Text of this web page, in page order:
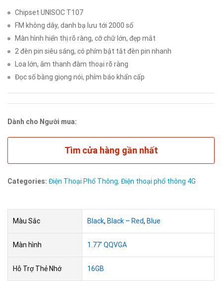
Chipset UNISOC T107
FM không dây, danh bạ lưu tới 2000 số
Màn hình hiển thị rõ ràng, cỡ chữ lớn, đẹp mắt
2 đèn pin siêu sáng, có phím bật tắt đèn pin nhanh
Loa lớn, âm thanh đàm thoại rõ ràng
Đọc số bằng giọng nói, phím báo khẩn cấp
Dành cho Người mua:
Tìm cửa hàng gần nhất
Categories: Điện Thoại Phổ Thông, Điện thoại phổ thông 4G
Màu Sắc Black, Black – Red, Blue
Màn hình 1.77′ QQVGA
Hỗ Trợ Thẻ Nhớ 16GB